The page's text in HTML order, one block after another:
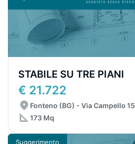
STABILE SU TRE PIANI
€ 21.722
Fonteno (BG) - Via Campello 15
173 Mq
Suggerimento